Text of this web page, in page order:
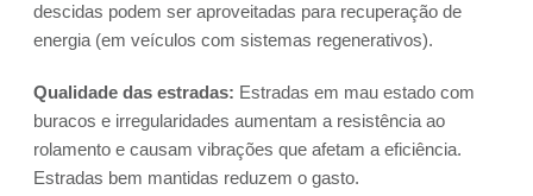
descidas podem ser aproveitadas para recuperação de
energia (em veículos com sistemas regenerativos).
Qualidade das estradas: Estradas em mau estado com
buracos e irregularidades aumentam a resistência ao
rolamento e causam vibrações que afetam a eficiência.
Estradas bem mantidas reduzem o gasto.